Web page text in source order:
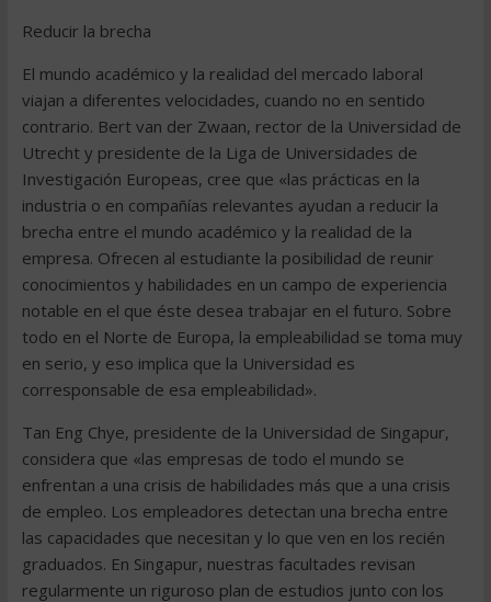
Reducir la brecha
El mundo académico y la realidad del mercado laboral
viajan a diferentes velocidades, cuando no en sentido
contrario. Bert van der Zwaan, rector de la Universidad de
Utrecht y presidente de la Liga de Universidades de
Investigación Europeas, cree que «las prácticas en la
industria o en compañías relevantes ayudan a reducir la
brecha entre el mundo académico y la realidad de la
empresa. Ofrecen al estudiante la posibilidad de reunir
conocimientos y habilidades en un campo de experiencia
notable en el que éste desea trabajar en el futuro. Sobre
todo en el Norte de Europa, la empleabilidad se toma muy
en serio, y eso implica que la Universidad es
corresponsable de esa empleabilidad».
Tan Eng Chye, presidente de la Universidad de Singapur,
considera que «las empresas de todo el mundo se
enfrentan a una crisis de habilidades más que a una crisis
de empleo. Los empleadores detectan una brecha entre
las capacidades que necesitan y lo que ven en los recién
graduados. En Singapur, nuestras facultades revisan
regularmente un riguroso plan de estudios junto con los